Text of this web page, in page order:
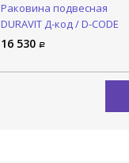
Раковина подвесная
DURAVIT Д-код / D-CODE
07054500002
16 530